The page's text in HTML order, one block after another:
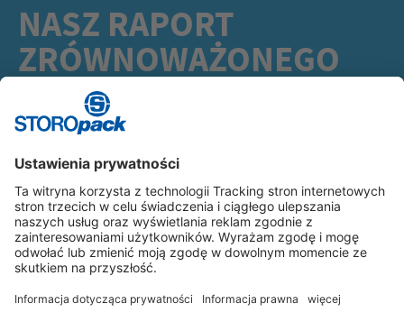
NASZ RAPORT
ZRÓWNOWAŻONEGO
ROZWOJU
(wersja angielska)
DOWIEDZ SIĘ WIĘCEJ